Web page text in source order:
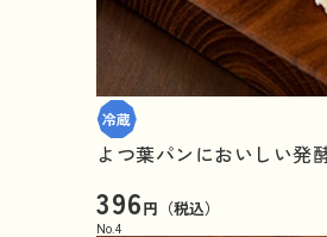
よつ葉パンにおいしい発
396円（税込）
No.4